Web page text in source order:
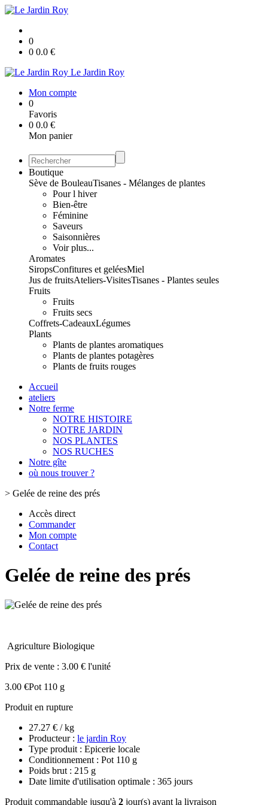
0
0 0.0 €
Le Jardin Roy
Mon compte
0
Favoris
0 0.0 €
Mon panier
Boutique
Sève de BouleauTisanes - Mélanges de plantes
Pour l hiver
Bien-être
Féminine
Saveurs
Saisonnières
Voir plus...
Aromates
SiropsConfitures et geléesMiel
Jus de fruitsAteliers-VisitesTisanes - Plantes seules
Fruits
Fruits
Fruits secs
Coffrets-CadeauxLégumes
Plants
Plants de plantes aromatiques
Plants de plantes potagères
Plants de fruits rouges
Accueil
ateliers
Notre ferme
NOTRE HISTOIRE
NOTRE JARDIN
NOS PLANTES
NOS RUCHES
Notre gîte
où nous trouver ?
> Gelée de reine des prés
Accès direct
Commander
Mon compte
Contact
Gelée de reine des prés
Agriculture Biologique
Prix de vente : 3.00 € l'unité
3.00 €Pot 110 g
Produit en rupture
27.27 € / kg
Producteur : le jardin Roy
Type produit : Epicerie locale
Conditionnement : Pot 110 g
Poids brut : 215 g
Date limite d'utilisation optimale : 365 jours
Produit commandable jusqu'à 2 jour(s) avant la livraison